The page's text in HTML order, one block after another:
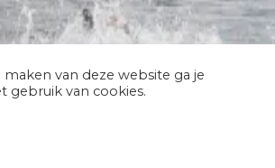
van deze website ga je
gebruik van cookies.